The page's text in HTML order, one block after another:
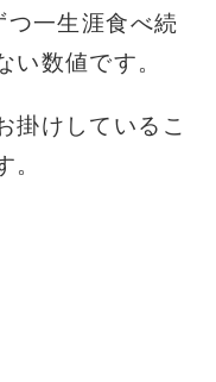
つ一生涯食べ続
数値です。
掛けしているこ